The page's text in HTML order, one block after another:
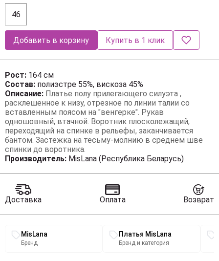
46
Добавить в корзину Купить в 1 клик
Рост: 164 см
Состав: полиэстре 55%, вискоза 45%
Описание: Платье полу прилегающего силуэта ,
расклешенное к низу, отрезное по линии талии со
вставленным поясом на "венгерке". Рукав
одношовный, втачной. Воротник плосколежащий,
переходящий на спинке в рельефы, заканчивается
бантом. Застежка на тесьму-молнию в среднем шве
спинки до воротника.
Производитель: MisLana (Республика Беларусь)
Доставка Оплата Возврат
Связанные разделы каталога
MisLana
Бренд
Платья MisLana
Бренд и категория